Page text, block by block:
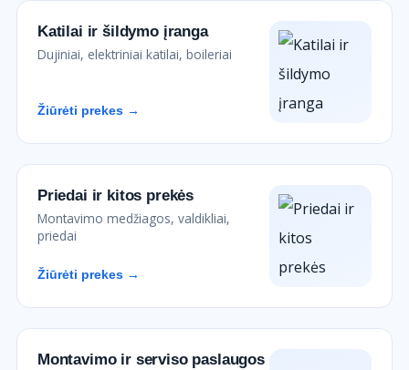
Katilai ir šildymo įranga
Dujiniai, elektriniai katilai, boileriai
Žiūrėti prekes →
Priedai ir kitos prekės
Montavimo medžiagos, valdikliai,
priedai
Žiūrėti prekes →
Montavimo ir serviso paslaugos